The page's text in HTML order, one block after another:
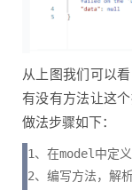
从上图我们可以
有没有方法让这
做法步骤如下：
1、在model中定
2、编写方法，解